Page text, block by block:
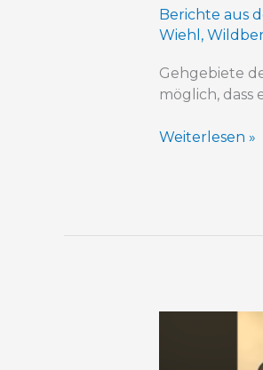
Berichte aus
Wiehl ,
Gehgebiete
möglich,
Weiterlesen »
Pastoralteams